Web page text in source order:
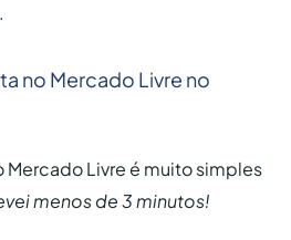
no Mercado Livre no
Mercado Livre é muito simples
menos de 3 minutos!